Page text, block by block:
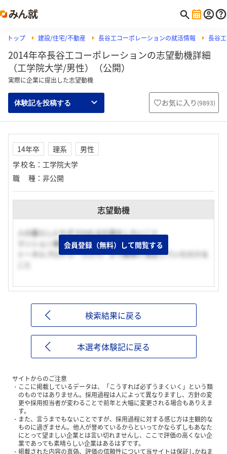
トップ 建設/住宅/不動産 長谷工コーポレーションの就活情報 長谷
2014年卒長谷工コーポレーションの志望動機詳細
（工学院大学/男性）（公開）
実際に企業に提出した志望動機
体験記を投稿する お気に入り (9893)
14年卒 理系
男性
学校名 ： 工学院大学
職種 ： 非公開
志望動機
人の暮らしにたずさわれる仕事をしたいこと
マンション業界トップの業績があること
トータルプロデュ―ス力で、より顧客に満足していただける
会員登録（無料）して閲覧する
検索結果に戻る
本選考体験記に戻る
サイトからのご注意
ここに掲載しているデータは、「こうすれば必ずうまくいく」という類
のものではありません。採用過程は人によって異なりますし、方針の変
更や採用担当者が変わることで前年と大幅に変更される場合もありえま
す。
また、言うまでもないことですが、採用過程に対する感じ方は主観的な
ものに過ぎません。他人が誉めているからといってかならずしもあなた
にとって望ましい企業とは言い切れませんし、ここで評価の高くない企
業であっても素晴らしい企業はあるはずです。
掲載された内容の真偽、評価の信頼性について当サイトは保証しかねま